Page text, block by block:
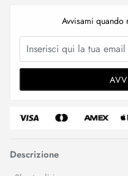
Avvisami
Descrizione